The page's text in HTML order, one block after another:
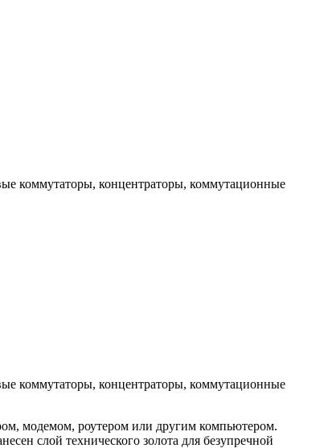
коммутаторы, концентраторы, коммутационные
коммутаторы, концентраторы, коммутационные
модемом, роутером или другим компьютером.
слой технического золота для безупречной